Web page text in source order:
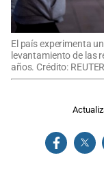
El país experimenta
levantamiento de las
años. Crédito: